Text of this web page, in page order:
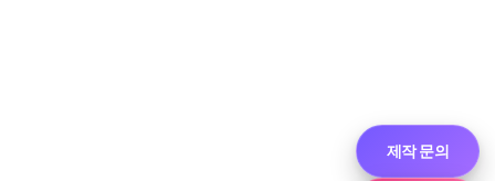
제작 문의